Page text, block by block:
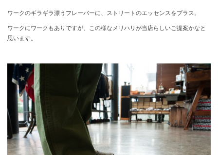
ワークのギラギラ漂うフレーバーに、ストリートのエッセンスをプラス。
ワークにワークもありですが、この様なメリハリが当店らしいご提案かなと
思います。